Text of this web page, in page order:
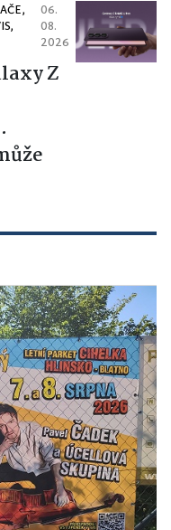
06.
08.
2026
Z